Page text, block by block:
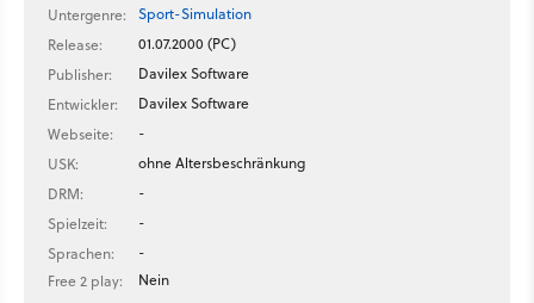
Untergenre:
Sport-Simulation
Release:
01.07.2000 (PC)
Publisher:
Davilex Software
Entwickler:
Davilex Software
Webseite:
-
USK:
ohne Altersbeschränkung
DRM:
-
Spielzeit:
-
Sprachen:
-
Free 2 play:
Nein